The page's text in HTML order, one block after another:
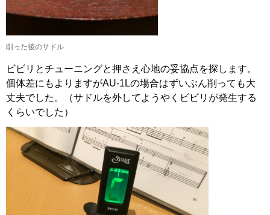
削った後のサドル
ビビリとチューニングと押さえ心地の妥協点を探します。
個体差にもよりますがAU-1Lの場合はずいぶん削っても大
丈夫でした。（サドルを外してようやくビビリが発生する
くらいでした）